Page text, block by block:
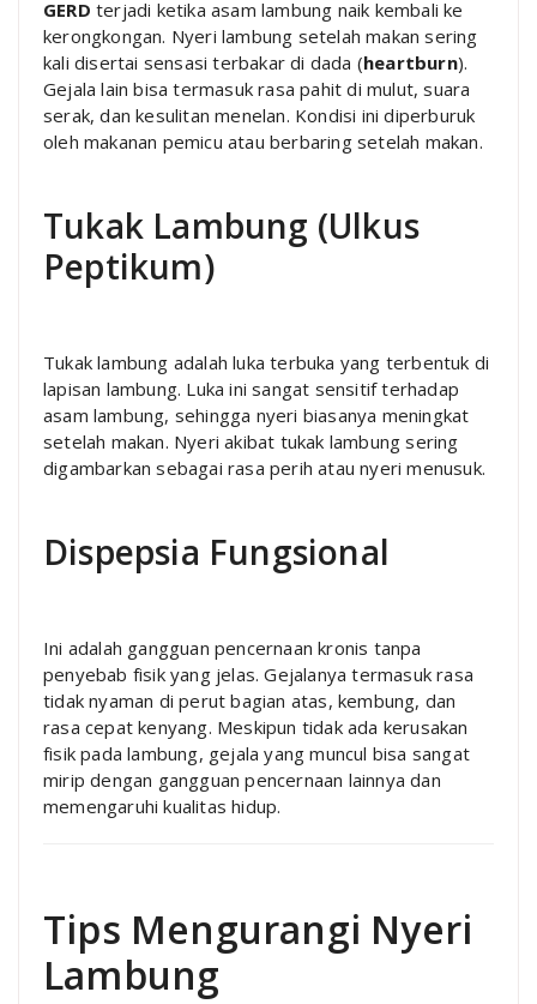
GERD terjadi ketika asam lambung naik kembali ke
kerongkongan. Nyeri lambung setelah makan sering
kali disertai sensasi terbakar di dada (heartburn).
Gejala lain bisa termasuk rasa pahit di mulut, suara
serak, dan kesulitan menelan. Kondisi ini diperburuk
oleh makanan pemicu atau berbaring setelah makan.
Tukak Lambung (Ulkus
Peptikum)
Tukak lambung adalah luka terbuka yang terbentuk di
lapisan lambung. Luka ini sangat sensitif terhadap
asam lambung, sehingga nyeri biasanya meningkat
setelah makan. Nyeri akibat tukak lambung sering
digambarkan sebagai rasa perih atau nyeri menusuk.
Dispepsia Fungsional
Ini adalah gangguan pencernaan kronis tanpa
penyebab fisik yang jelas. Gejalanya termasuk rasa
tidak nyaman di perut bagian atas, kembung, dan
rasa cepat kenyang. Meskipun tidak ada kerusakan
fisik pada lambung, gejala yang muncul bisa sangat
mirip dengan gangguan pencernaan lainnya dan
memengaruhi kualitas hidup.
Tips Mengurangi Nyeri
Lambung